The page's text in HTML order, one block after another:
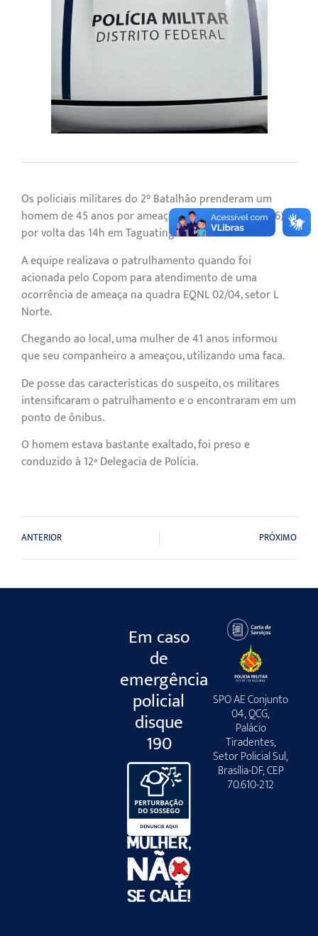
Os policiais militares do 2° Batalhão prenderam um
homem de 45 anos por ameaça nesta quarta-feira (16),
por volta das 14h em Taguatinga Norte
A equipe realizava o patrulhamento quando foi
acionada pelo Copom para atendimento de uma
ocorrência de ameaça na quadra EQNL 02/04, setor L
Norte.
Chegando ao local, uma mulher de 41 anos informou
que seu companheiro a ameaçou, utilizando uma faca.
De posse das características do suspeito, os militares
intensificaram o patrulhamento e o encontraram em um
ponto de ônibus.
O homem estava bastante exaltado, foi preso e
conduzido à 12ª Delegacia de Polícia.
ANTERIOR PRÓXIMO
Em caso
de
emergência
policial
disque
190
SPO AE Conjunto
04, QCG,
Palácio
Tiradentes,
Setor Policial Sul,
Brasília-DF, CEP
70.610-212